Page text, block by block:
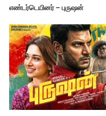
எண்டர்டெயினர் – புருஷன்